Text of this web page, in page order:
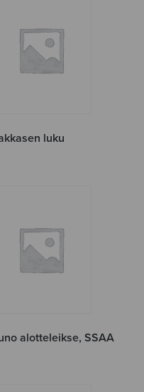
luku
alotteleikse, SSAA